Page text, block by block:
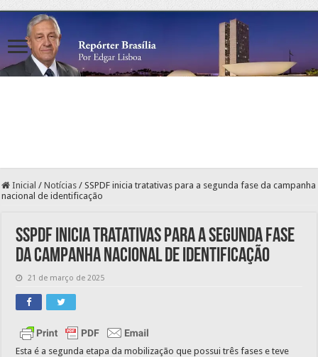
Inicial / Notícias / SSPDF inicia tratativas para a segunda fase da campanha
nacional de identificação
SSPDF inicia tratativas para a segunda fase
da campanha nacional de identificação
21 de março de 2025
Esta é a segunda etapa da mobilização que possui três fases e teve